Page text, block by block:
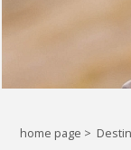
home page >